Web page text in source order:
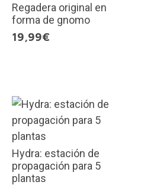
Regadera original en
forma de gnomo
19,99€
Hydra: estación de
propagación para 5
plantas